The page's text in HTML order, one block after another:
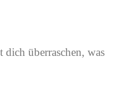
dich überraschen, was